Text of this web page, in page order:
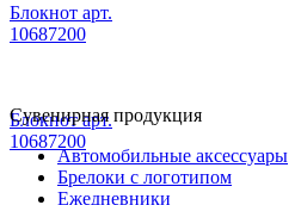
Блокнот арт.
10687200
Блокнот арт.
10687200
Сувенирная продукция
Автомобильные аксессуары
Брелоки с логотипом
Ежедневники